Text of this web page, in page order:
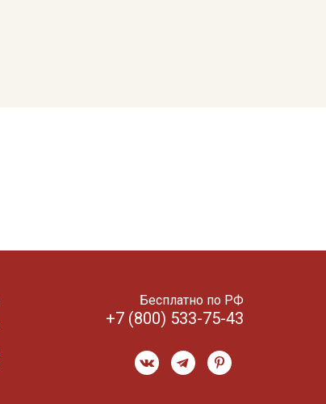
Бесплатно по РФ
+7 (800) 533-75-43